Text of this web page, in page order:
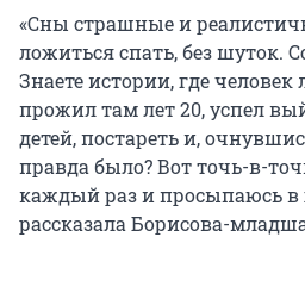
«Сны страшные и
ложиться спать, без шуток.
Знаете истории, где
прожил там лет 20, успел
детей, постареть и,
правда было? Вот точь-в-
каждый раз и просыпаюсь в
рассказала Борисова-